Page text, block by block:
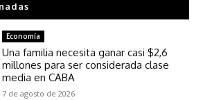
Economía
Una familia necesita ganar casi $2,6
millones para ser considerada clase
media en CABA
7 de agosto de 2026